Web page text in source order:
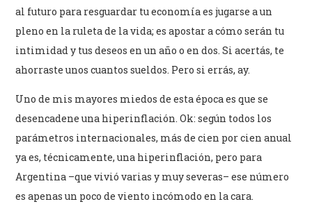
al futuro para resguardar tu economía es jugarse a un
pleno en la ruleta de la vida; es apostar a cómo serán tu
intimidad y tus deseos en un año o en dos. Si acertás, te
ahorraste unos cuantos sueldos. Pero si errás, ay.
Uno de mis mayores miedos de esta época es que se
desencadene una hiperinflación. Ok: según todos los
parámetros internacionales, más de cien por cien anual
ya es, técnicamente, una hiperinflación, pero para
Argentina –que vivió varias y muy severas– ese número
es apenas un poco de viento incómodo en la cara.